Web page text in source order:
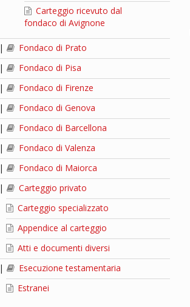
Carteggio ricevuto dal
fondaco di Avignone
|
Fondaco di Prato
|
Fondaco di Pisa
|
Fondaco di Firenze
|
Fondaco di Genova
|
Fondaco di Barcellona
|
Fondaco di Valenza
|
Fondaco di Maiorca
|
Carteggio privato
Carteggio specializzato
Appendice al carteggio
Atti e documenti diversi
|
Esecuzione testamentaria
Estranei